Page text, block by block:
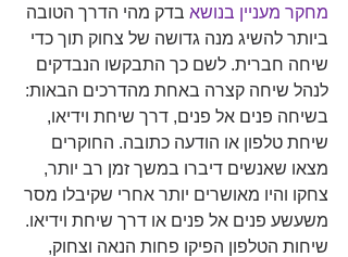
מחקר מעניין בנושא בדק מהי הדרך הטובה
ביותר להשיג מנה גדושה של צחוק תוך כדי
שיחה חברית. לשם כך התבקשו הנבדקים
לנהל שיחה קצרה באחת מהדרכים הבאות:
בשיחה פנים אל פנים, דרך שיחת וידיאו,
שיחת טלפון או הודעה כתובה. החוקרים
מצאו שאנשים דיברו במשך זמן רב יותר,
צחקו והיו מאושרים יותר אחרי שקיבלו מסר
משעשע פנים אל פנים או דרך שיחת וידיאו.
שיחות הטלפון הפיקו פחות הנאה וצחוק,